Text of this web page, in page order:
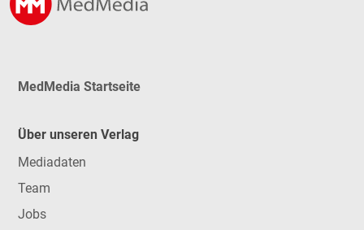
MedMedia Startseite
Über unseren Verlag
Mediadaten
Team
Jobs